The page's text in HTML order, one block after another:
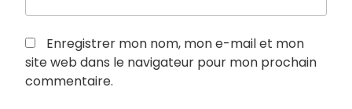
Enregistrer mon nom, mon e-mail et mon
site web dans le navigateur pour mon prochain
commentaire.